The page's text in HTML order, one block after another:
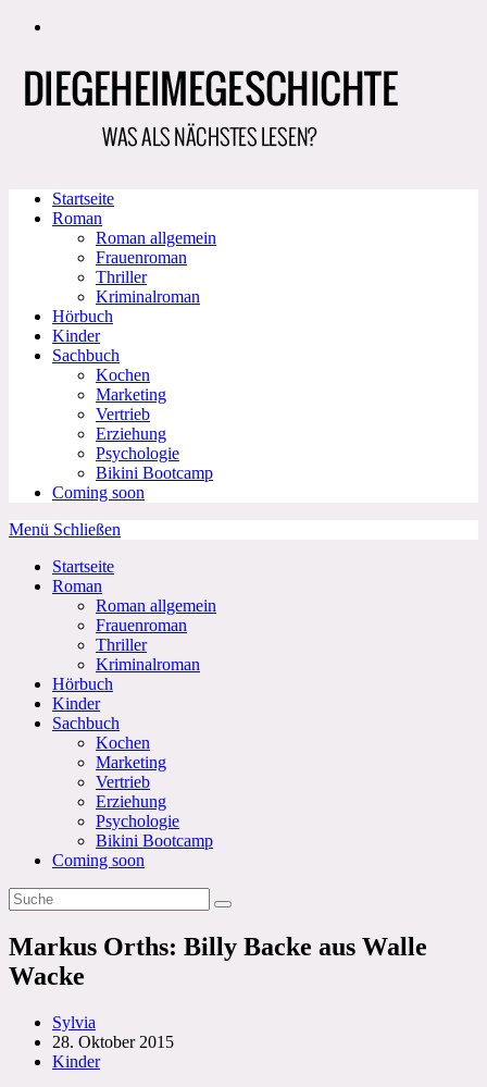
Zum
Startseite
Roman
Roman allgemein
Frauenroman
Thriller
Kriminalroman
Hörbuch
Kinder
Sachbuch
Kochen
Marketing
Vertrieb
Erziehung
Psychologie
Bikini Bootcamp
Coming soon
Menü Schließen
Startseite
Roman
Roman allgemein
Frauenroman
Thriller
Kriminalroman
Hörbuch
Kinder
Sachbuch
Kochen
Marketing
Vertrieb
Erziehung
Psychologie
Bikini Bootcamp
Coming soon
Markus Orths: Billy Backe aus Walle
Wacke
Beitrags-
Autor:
Sylvia
Beitrag
veröffentlicht:
28. Oktober 2015
Beitrags-
Kinder